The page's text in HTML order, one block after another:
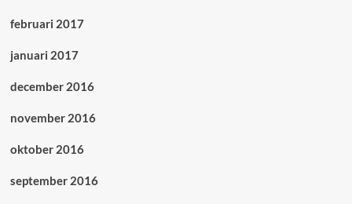
februari 2017
januari 2017
december 2016
november 2016
oktober 2016
september 2016